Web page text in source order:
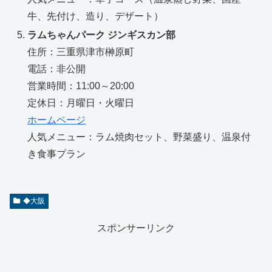
牛、先付け、造り、デザート）
ラムちゃんパーク ジンギスカン部
住所：三重県津市榊原町
電話：非公開
営業時間：11:00～20:00
定休日：月曜日・火曜日
ホームページ
人気メニュー：ラム焼肉セット、野菜盛り、温泉付
き食事プラン
◆大阪
スポンサーリンク